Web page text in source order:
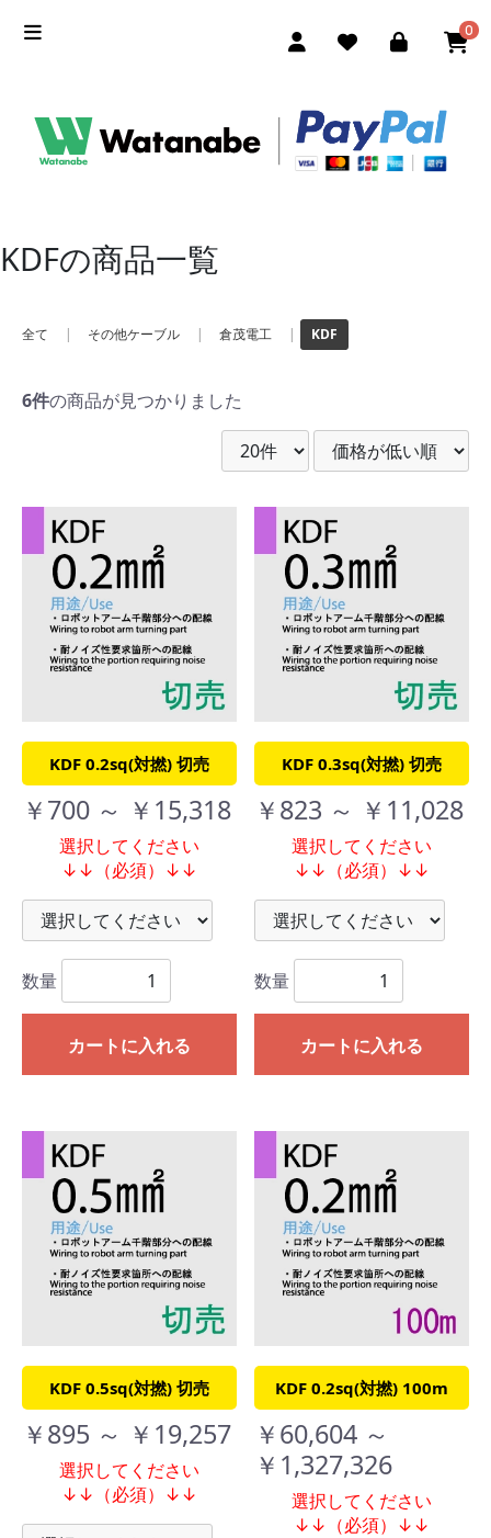
0
KDFの商品一覧
全て | その他ケーブル | 倉茂電工 | KDF
6件の商品が見つかりました
KDF 0.2sq(対撚) 切売
￥700 ～ ￥15,318
選択してください
↓↓（必須）↓↓
数量
カートに入れる
KDF 0.3sq(対撚) 切売
￥823 ～ ￥11,028
選択してください
↓↓（必須）↓↓
数量
カートに入れる
KDF 0.5sq(対撚) 切売
￥895 ～ ￥19,257
選択してください
↓↓（必須）↓↓
KDF 0.2sq(対撚) 100m
￥60,604 ～
￥1,327,326
選択してください
↓↓（必須）↓↓